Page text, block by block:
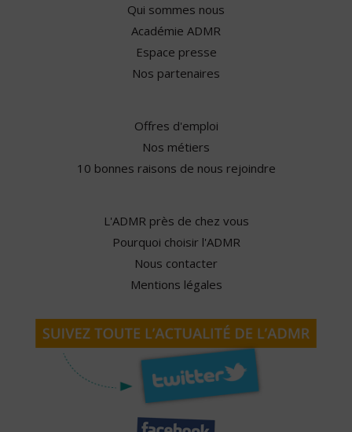
Qui sommes nous
Académie ADMR
Espace presse
Nos partenaires
Offres d'emploi
Nos métiers
10 bonnes raisons de nous rejoindre
L'ADMR près de chez vous
Pourquoi choisir l'ADMR
Nous contacter
Mentions légales